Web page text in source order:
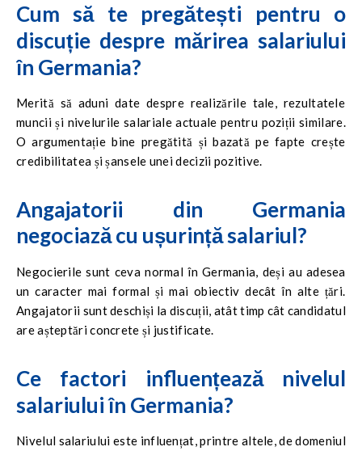
Cum să te pregătești pentru o
discuție despre mărirea salariului
în Germania?
Merită să aduni date despre realizările tale, rezultatele
muncii și nivelurile salariale actuale pentru poziții similare.
O argumentație bine pregătită și bazată pe fapte crește
credibilitatea și șansele unei decizii pozitive.
Angajatorii din Germania
negociază cu ușurință salariul?
Negocierile sunt ceva normal în Germania, deși au adesea
un caracter mai formal și mai obiectiv decât în alte țări.
Angajatorii sunt deschiși la discuții, atât timp cât candidatul
are așteptări concrete și justificate.
Ce factori influențează nivelul
salariului în Germania?
Nivelul salariului este influențat, printre altele, de domeniul